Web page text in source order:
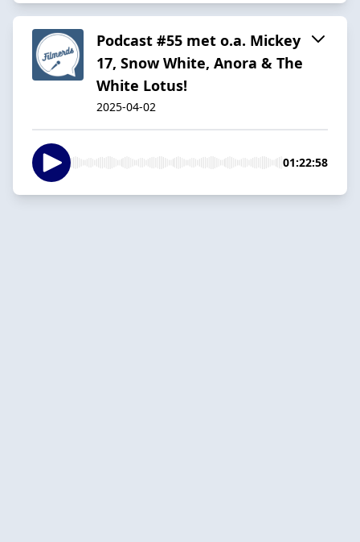
Podcast #55 met o.a. Mickey
17, Snow White, Anora & The
White Lotus!
2025-04-02
01:22:58